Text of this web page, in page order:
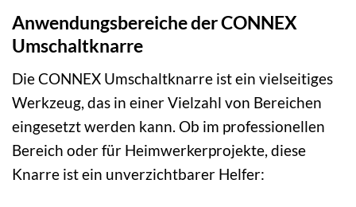
Anwendungsbereiche der CONNEX
Umschaltknarre
Die CONNEX Umschaltknarre ist ein vielseitiges
Werkzeug, das in einer Vielzahl von Bereichen
eingesetzt werden kann. Ob im professionellen
Bereich oder für Heimwerkerprojekte, diese
Knarre ist ein unverzichtbarer Helfer: